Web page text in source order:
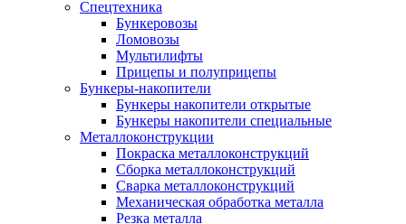
Спецтехника
Бункеровозы
Ломовозы
Мультилифты
Прицепы и полуприцепы
Бункеры-накопители
Бункеры накопители открытые
Бункеры накопители специальные
Металлоконструкции
Покраска металлоконструкций
Сборка металлоконструкций
Сварка металлоконструкций
Механическая обработка металла
Резка металла